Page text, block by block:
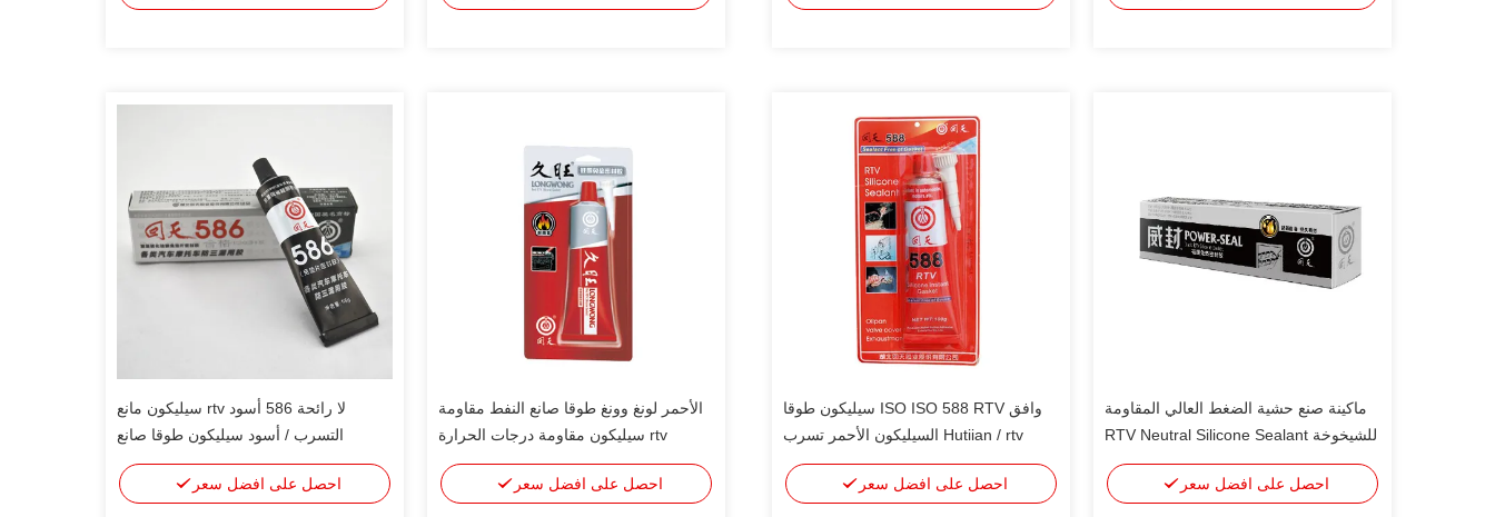
ماكينة صنع حشية الضغط العالي المقاومة
للشيخوخة RTV Neutral Silicone Sealant
1.55g / Cm3
احصل على افضل سعر
وافق ISO ISO 588 RTV سيليكون طوقا
Hutiian / rtv السيليكون الأحمر تسرب
احصل على افضل سعر
الأحمر لونغ وونغ طوقا صانع النفط مقاومة
rtv سيليكون مقاومة درجات الحرارة
احصل على افضل سعر
لا رائحة 586 أسود rtv سيليكون مانع
التسرب / أسود سيليكون طوقا صانع
احصل على افضل سعر